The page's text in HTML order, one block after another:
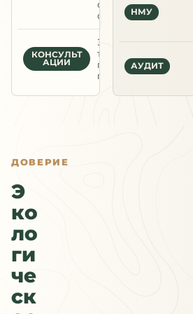
строительная
акустика
КОНСУЛЬТ
АЦИИ
Экологические
требования
при
проектировании
НМУ
АУДИТ
ДОВЕРИЕ
Э
ко
ло
ги
че
ск